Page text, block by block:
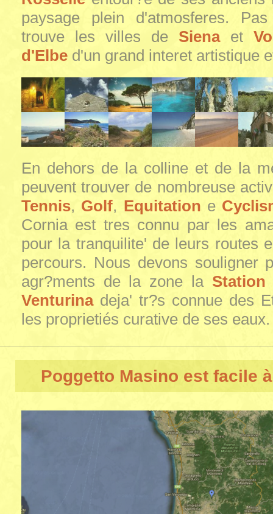
paysage plein d'atmosferes.
trouve les villes de Sienaet
d'Elbe d'un grand interet artistique
En dehors de la colline et de la
peuvent trouver de nombreuse
Tennis, Golf, Equitation e
Cornia est tres connu par les
pour la tranquilite' de leurs routes
percours. Nous devons souligner
agr?ments de la zone la Station
Venturinadeja' tr?s connue des
les proprietiés curative de ses eaux.
Poggetto Masino est facile